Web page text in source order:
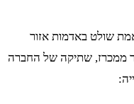
שולט באדמות אזור
ממכרז, שתיקה של החברה